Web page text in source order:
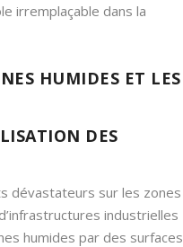
irremplaçable dans la
HUMIDES ET LES
DES
dévastateurs sur les zones
industrielles
humides par des surfaces